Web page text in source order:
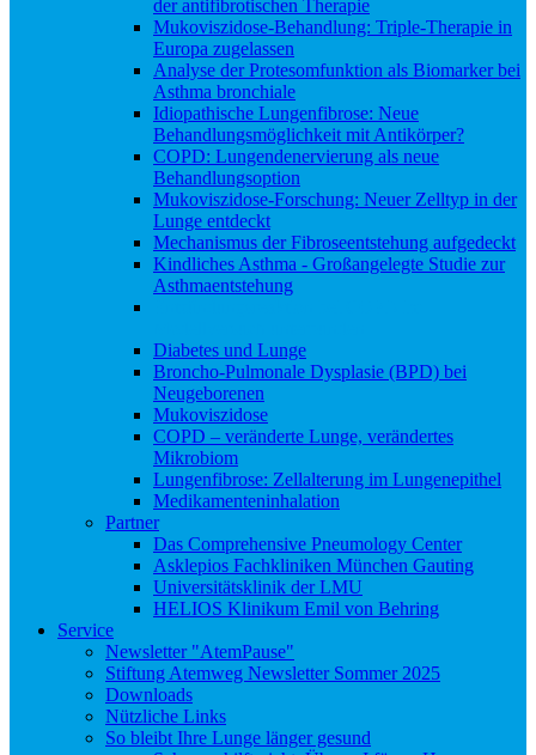
der antifibrotischen Therapie
Mukoviszidose-Behandlung: Triple-Therapie in
Europa zugelassen
Analyse der Protesomfunktion als Biomarker bei
Asthma bronchiale
Idiopathische Lungenfibrose: Neue
Behandlungsmöglichkeit mit Antikörper?
COPD: Lungendenervierung als neue
Behandlungsoption
Mukoviszidose-Forschung: Neuer Zelltyp in der
Lunge entdeckt
Mechanismus der Fibroseentstehung aufgedeckt
Kindliches Asthma - Großangelegte Studie zur
Asthmaentstehung
Diabetes und Lunge
Broncho-Pulmonale Dysplasie (BPD) bei
Neugeborenen
Mukoviszidose
COPD – veränderte Lunge, verändertes
Mikrobiom
Lungenfibrose: Zellalterung im Lungenepithel
Medikamenteninhalation
Partner
Das Comprehensive Pneumology Center
Asklepios Fachkliniken München Gauting
Universitätsklinik der LMU
HELIOS Klinikum Emil von Behring
Service
Newsletter "AtemPause"
Stiftung Atemweg Newsletter Sommer 2025
Downloads
Nützliche Links
So bleibt Ihre Lunge länger gesund